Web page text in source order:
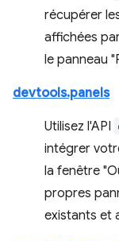
récupérer
affichées
le panneau
devtools.panels
Utilisez l'API
intégrer
la fenêtre
propres
existants et